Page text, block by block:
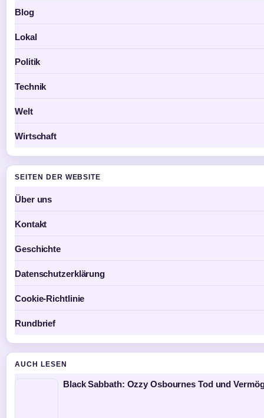
Blog
Lokal
Politik
Technik
Welt
Wirtschaft
SEITEN DER WEBSITE
Über uns
Kontakt
Geschichte
Datenschutzerklärung
Cookie-Richtlinie
Rundbrief
AUCH LESEN
Black Sabbath: Ozzy Osbournes Tod und